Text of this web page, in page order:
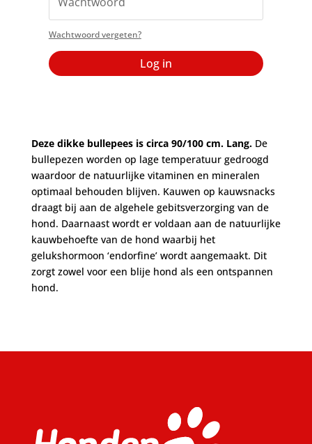
Wachtwoord vergeten?
Log in
Deze dikke bullepees is circa 90/100 cm. Lang. De
bullepezen worden op lage temperatuur gedroogd
waardoor de natuurlijke vitaminen en mineralen
optimaal behouden blijven. Kauwen op kauwsnacks
draagt bij aan de algehele gebitsverzorging van de
hond. Daarnaast wordt er voldaan aan de natuurlijke
kauwbehoefte van de hond waarbij het
gelukshormoon ‘endorfine’ wordt aangemaakt. Dit
zorgt zowel voor een blije hond als een ontspannen
hond.